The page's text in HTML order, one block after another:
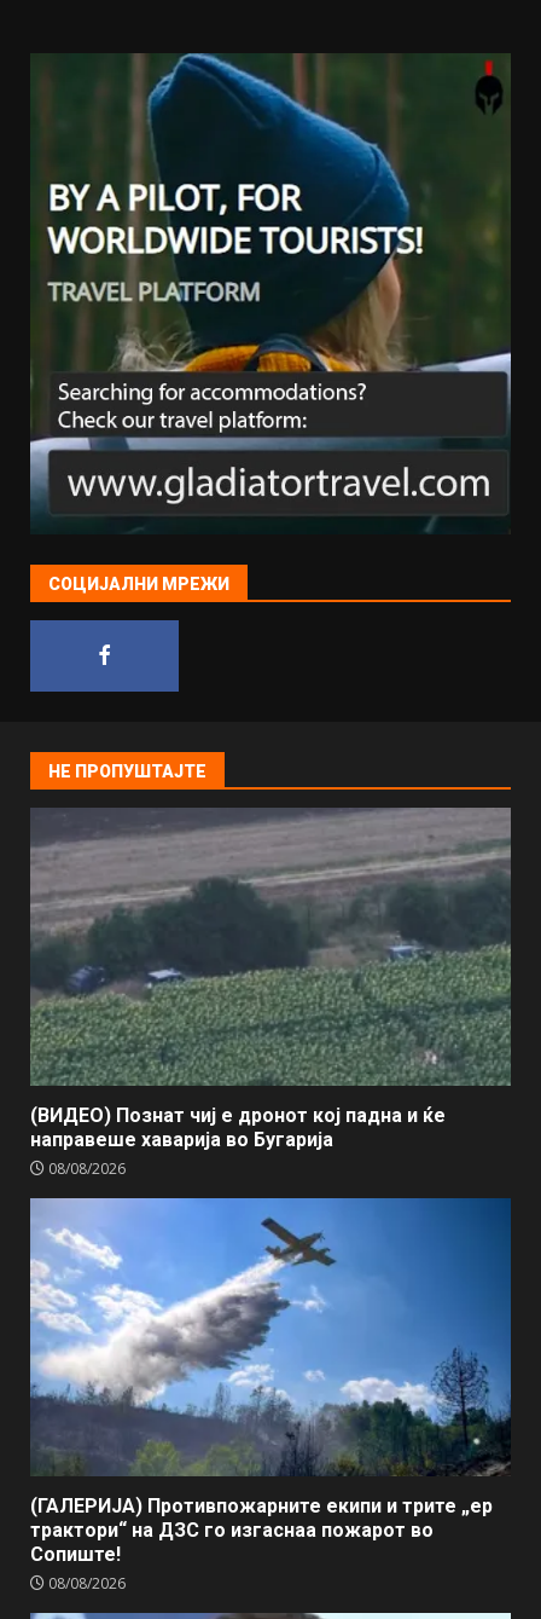
СОЦИЈАЛНИ МРЕЖИ
НЕ ПРОПУШТАЈТЕ
(ВИДЕО) Познат чиј е дронот кој падна и ќе
направеше хаварија во Бугарија
08/08/2026
(ГАЛЕРИЈА) Противпожарните екипи и трите „ер
трактори“ на ДЗС го изгаснаа пожарот во
Сопиште!
08/08/2026